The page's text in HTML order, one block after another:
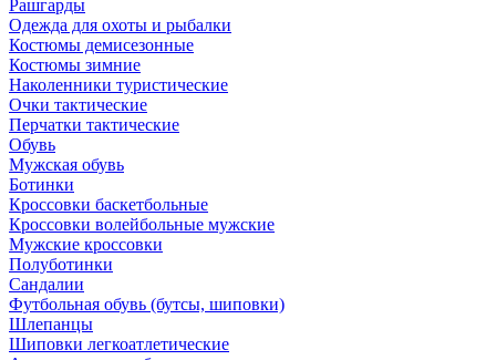
Рашгарды
Одежда для охоты и рыбалки
Костюмы демисезонные
Костюмы зимние
Наколенники туристические
Очки тактические
Перчатки тактические
Обувь
Мужская обувь
Ботинки
Кроссовки баскетбольные
Кроссовки волейбольные мужские
Мужские кроссовки
Полуботинки
Сандалии
Футбольная обувь (бутсы, шиповки)
Шлепанцы
Шиповки легкоатлетические